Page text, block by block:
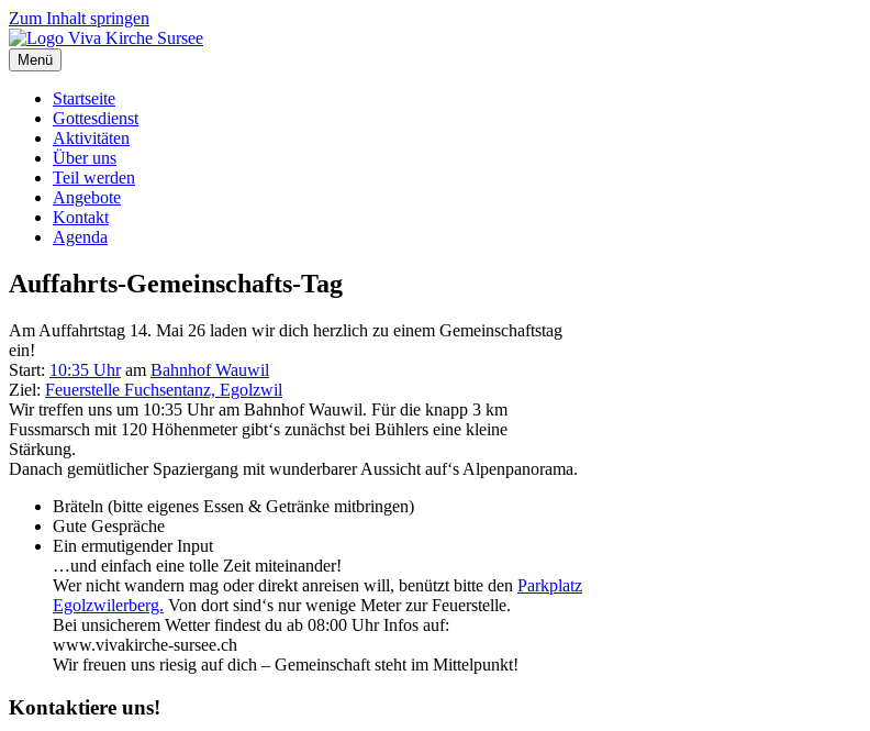
Zum Inhalt springen
Menü
Startseite
Gottesdienst
Aktivitäten
Über uns
Teil werden
Angebote
Kontakt
Agenda
Auffahrts-Gemeinschafts-Tag
Am Auffahrtstag 14. Mai 26 laden wir dich herzlich zu einem Gemeinschaftstag
ein!
Start: 10:35 Uhram Bahnhof Wauwil
Ziel: Feuerstelle Fuchsentanz, Egolzwil
Wir treffen uns um 10:35 Uhr am Bahnhof Wauwil. Für die knapp 3 km
Fussmarsch mit 120 Höhenmeter gibt‘s zunächst bei Bühlers eine kleine
Stärkung.
Danach gemütlicher Spaziergang mit wunderbarer Aussicht auf‘s Alpenpanorama.
Bräteln (bitte eigenes Essen & Getränke mitbringen)
Gute Gespräche
Ein ermutigender Input
…und einfach eine tolle Zeit miteinander!
Wer nicht wandern mag oder direkt anreisen will, benützt bitte den Parkplatz
Egolzwilerberg. Von dort sind‘s nur wenige Meter zur Feuerstelle.
Bei unsicherem Wetter findest du ab 08:00 Uhr Infos auf:
www.vivakirche-sursee.ch
Wir freuen uns riesig auf dich – Gemeinschaft steht im Mittelpunkt!
Kontaktiere uns!